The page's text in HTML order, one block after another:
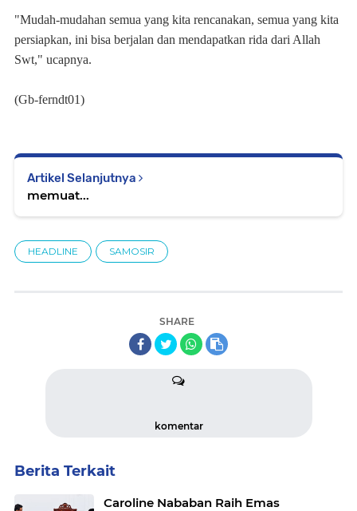
"Mudah-mudahan semua yang kita rencanakan, semua yang kita
persiapkan, ini bisa berjalan dan mendapatkan rida dari Allah
Swt," ucapnya.
(Gb-ferndt01)
Artikel Selanjutnya
memuat...
HEADLINE SAMOSIR
SHARE
komentar
Berita Terkait
Caroline Nababan Raih Emas